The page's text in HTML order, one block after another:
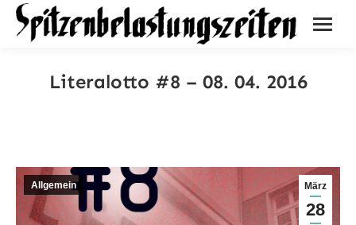
Literalotto #8 – 08. 04. 2016
März
28
Allgemein